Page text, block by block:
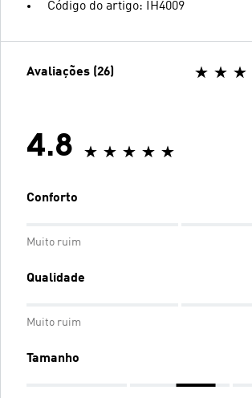
Código do artigo: IH4009
Avaliações (26)
4.8
Conforto
Muito ruim
Qualidade
Muito ruim
Tamanho